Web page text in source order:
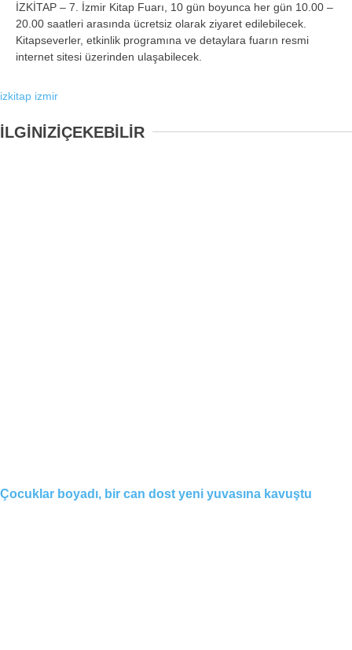
İZKİTAP – 7. İzmir Kitap Fuarı, 10 gün boyunca her gün 10.00 –
20.00 saatleri arasında ücretsiz olarak ziyaret edilebilecek.
Kitapseverler, etkinlik programına ve detaylara fuarın resmi
internet sitesi üzerinden ulaşabilecek.
izkitap izmir
İLGİNİZİÇEKEBİLİR
Çocuklar boyadı, bir can dost yeni yuvasına kavuştu